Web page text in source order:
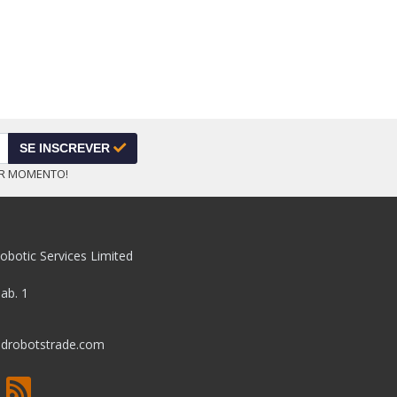
SE INSCREVER
MOMENTO!
Services Limited
1